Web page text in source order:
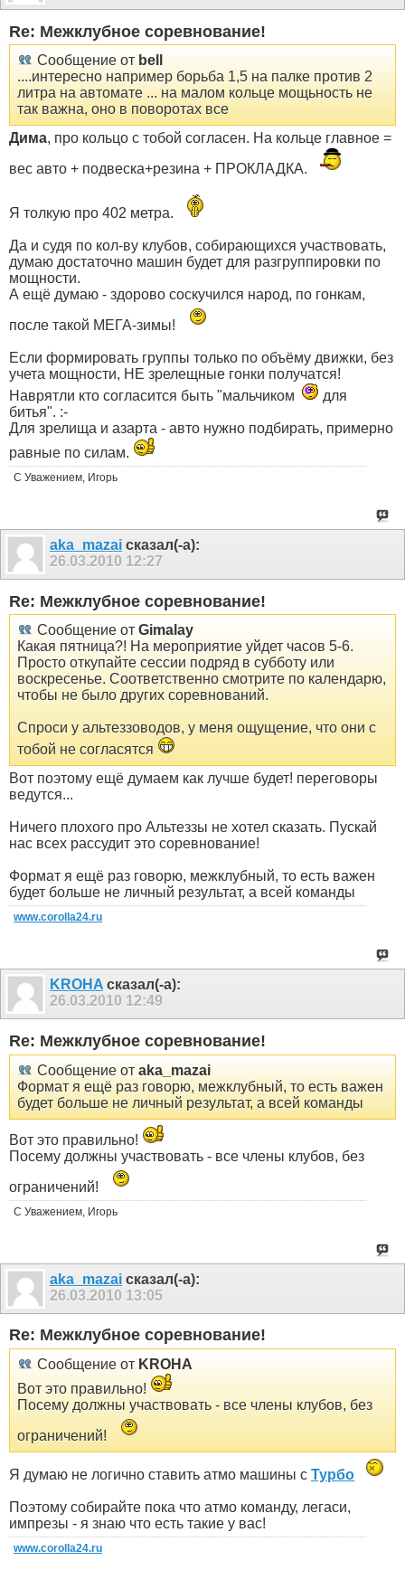
Re: Межклубное соревнование!
Сообщение от bell
....интересно например борьба 1,5 на палке против 2
литра на автомате ... на малом кольце мощьность не
так важна, оно в поворотах все
Дима, про кольцо с тобой согласен. На кольце главное =
вес авто + подвеска+резина + ПРОКЛАДКА.
Я толкую про 402 метра.
Да и судя по кол-ву клубов, собирающихся участвовать,
думаю достаточно машин будет для разгруппировки по
мощности.
А ещё думаю - здорово соскучился народ, по гонкам,
после такой МЕГА-зимы!
Если формировать группы только по объёму движки, без
учета мощности, НЕ зрелещные гонки получатся!
Наврятли кто согласится быть "мальчиком
для
битья". :-
Для зрелища и азарта - авто нужно подбирать, примерно
равные по силам.
С Уважением, Игорь
aka_mazai сказал(-а):
26.03.2010 12:27
Re: Межклубное соревнование!
Сообщение от Gimalay
Какая пятница?! На мероприятие уйдет часов 5-6.
Просто откупайте сессии подряд в субботу или
воскресенье. Соответственно смотрите по календарю,
чтобы не было других соревнований.
Спроси у альтеззоводов, у меня ощущение, что они с
тобой не согласятся
Вот поэтому ещё думаем как лучше будет! переговоры
ведутся...
Ничего плохого про Альтеззы не хотел сказать. Пускай
нас всех рассудит это соревнование!
Формат я ещё раз говорю, межклубный, то есть важен
будет больше не личный результат, а всей команды
www.corolla24.ru
KROHA сказал(-а):
26.03.2010 12:49
Re: Межклубное соревнование!
Сообщение от aka_mazai
Формат я ещё раз говорю, межклубный, то есть важен
будет больше не личный результат, а всей команды
Вот это правильно!
Посему должны участвовать - все члены клубов, без
ограничений!
С Уважением, Игорь
aka_mazai сказал(-а):
26.03.2010 13:05
Re: Межклубное соревнование!
Сообщение от KROHA
Вот это правильно!
Посему должны участвовать - все члены клубов, без
ограничений!
Я думаю не логично ставить атмо машины с Турбо
Поэтому собирайте пока что атмо команду, легаси,
импрезы - я знаю что есть такие у вас!
www.corolla24.ru